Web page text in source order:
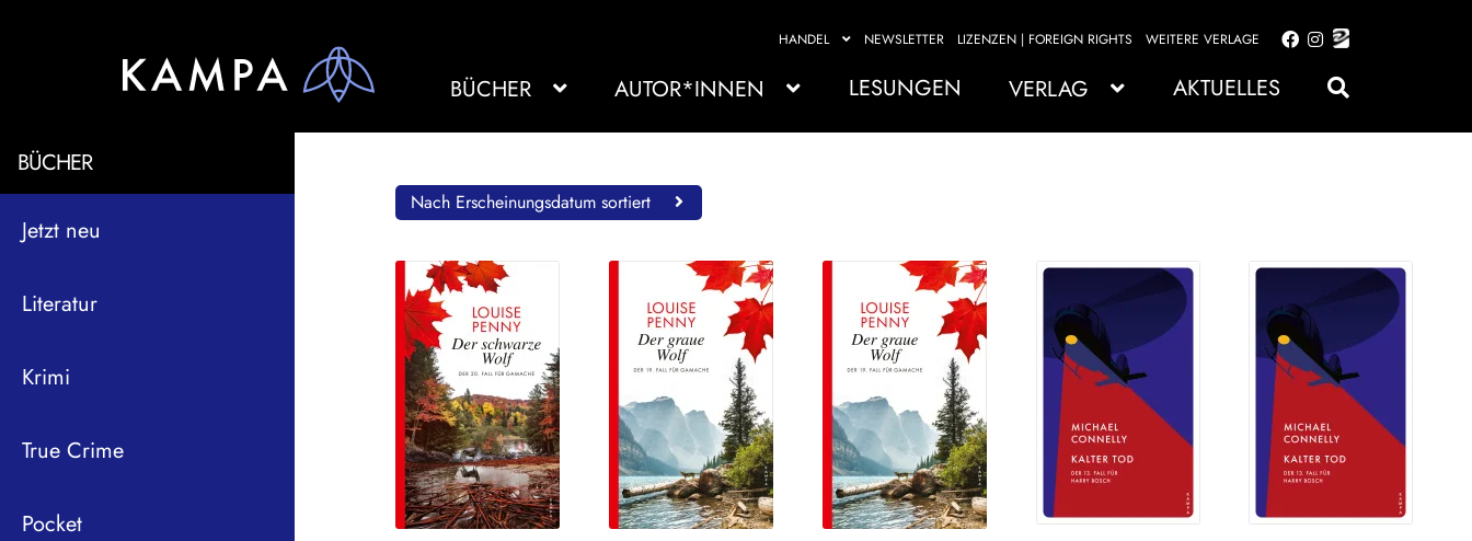
HANDEL NEWSLETTER LIZENZEN | FOREIGN RIGHTS WEITERE VERLAGE
Zur
springen
Zum
springen
BÜCHER AUTOR*INNEN LESUNGEN VERLAG AKTUELLES
BÜCHER
Jetzt neu
Literatur
Krimi
True Crime
Pocket
Nach Erscheinungsdatum sortiert